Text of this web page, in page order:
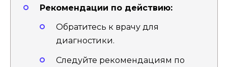
Рекомендации по действию:
Обратитесь к врачу для
диагностики.
Следуйте рекомендациям по